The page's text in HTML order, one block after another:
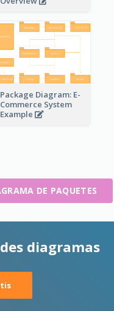
Package Diagram: E-
Commerce System
Example
DE PAQUETES
diagramas